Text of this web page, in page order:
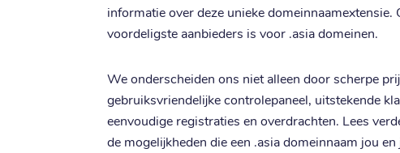
informatie over deze unieke domeinnaamextensie.
voordeligste aanbieders is voor .asia domeinen.
We onderscheiden ons niet alleen door scherpe
gebruiksvriendelijke controlepaneel, uitstekende
eenvoudige registraties en overdrachten. Lees
de mogelijkheden die een .asia domeinnaam jou